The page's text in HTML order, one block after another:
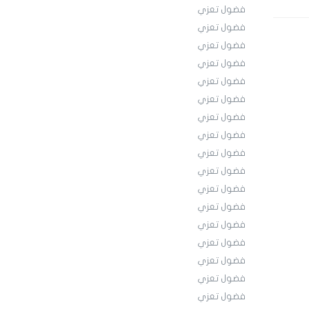
فضول تعزي
فضول تعزي
فضول تعزي
فضول تعزي
فضول تعزي
فضول تعزي
فضول تعزي
فضول تعزي
فضول تعزي
فضول تعزي
فضول تعزي
فضول تعزي
فضول تعزي
فضول تعزي
فضول تعزي
فضول تعزي
فضول تعزي